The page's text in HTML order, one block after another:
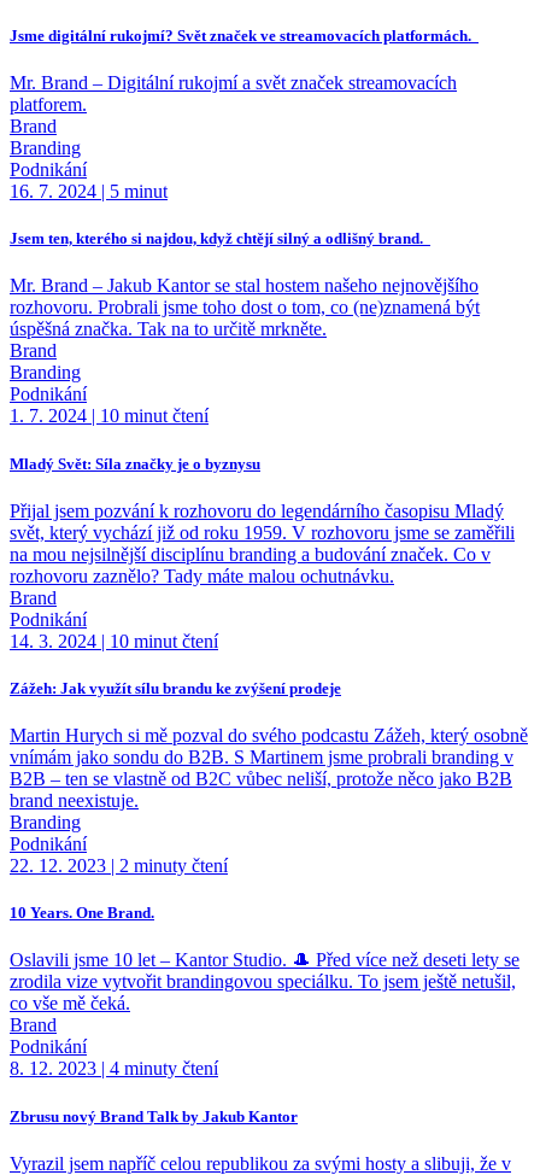
Jsme digitální rukojmí? Svět značek ve streamovacích platformách.
Mr. Brand –⁠⁠⁠⁠⁠⁠ Digitální rukojmí a svět značek streamovacích
platforem.
Brand
Branding
Podnikání
16. 7. 2024 | 5 minut
Jsem ten, kterého si najdou, když chtějí silný a odlišný brand.
Mr. Brand –⁠⁠⁠⁠⁠⁠ Jakub Kantor se stal hostem našeho nejnovějšího
rozhovoru. Probrali jsme toho dost o tom, co (ne)znamená být
úspěšná značka. Tak na to určitě mrkněte.
Brand
Branding
Podnikání
1. 7. 2024 | 10 minut čtení
Mladý Svět: Síla značky je o byznysu
Přijal jsem pozvání k rozhovoru do legendárního časopisu Mladý
svět, který vychází již od roku 1959. V rozhovoru jsme se zaměřili
na mou nejsilnější disciplínu branding a budování značek. Co v
rozhovoru zaznělo? Tady máte malou ochutnávku.
Brand
Podnikání
14. 3. 2024 | 10 minut čtení
Zážeh: Jak využít sílu brandu ke zvýšení prodeje
Martin Hurych si mě pozval do svého podcastu Zážeh, který osobně
vnímám jako sondu do B2B. S Martinem jsme probrali branding v
B2B – ten se vlastně od B2C vůbec neliší, protože něco jako B2B
brand neexistuje.
Branding
Podnikání
22. 12. 2023 | 2 minuty čtení
10 Years. One Brand.
Oslavili jsme 10 let – Kantor Studio. 🎩 Před více než deseti lety se
zrodila vize vytvořit brandingovou speciálku. To jsem ještě netušil,
co vše mě čeká.
Brand
Podnikání
8. 12. 2023 | 4 minuty čtení
Zbrusu nový Brand Talk by Jakub Kantor
Vyrazil jsem napříč celou republikou za svými hosty a slibuji, že v